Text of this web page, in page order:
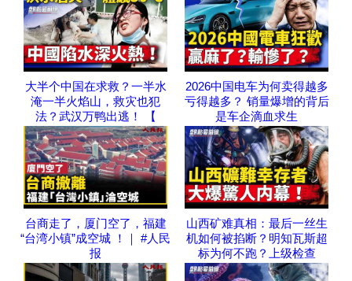
大半个中国在求救？一半水
淹一半火焰山，救灾也犯
法？武汉万鸭出逃！ 【
2026中国电车为何卖得越多
亏得越多？ 销量爆增的背后
是车企滴血求生
台商走了，厦门空了，福建
“台湾小镇”成空城 ！｜ #人民
报
山西矿难真相：最后一丝生
机如何被掐断？明知瓦斯超
标为何不跑？上级检查